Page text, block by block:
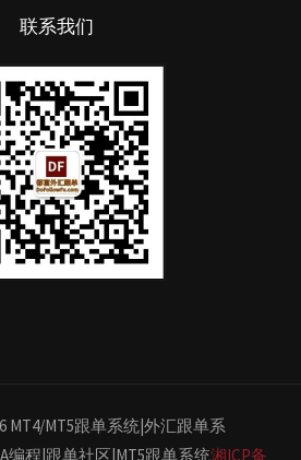
联系我们
MT4/MT5跟单系统|外汇跟单系
编程|跟单社区|MT5跟单系统湘ICP备